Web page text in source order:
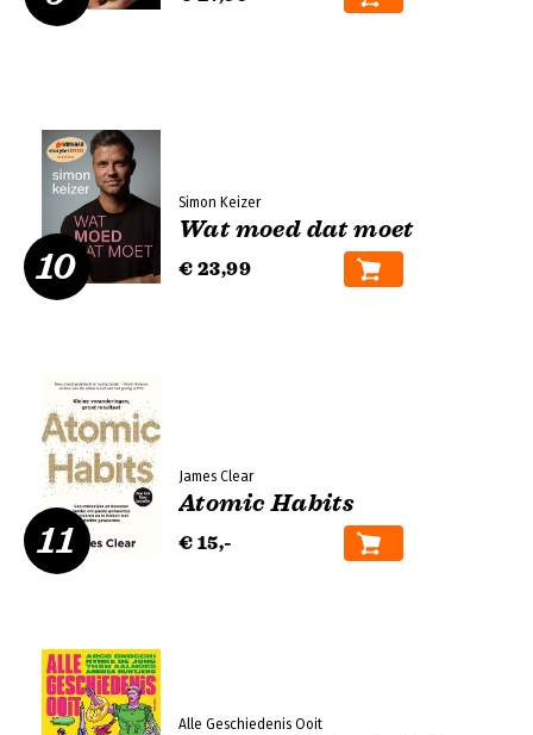
10
Simon Keizer
Wat moed dat moet
€ 23,99
11
James Clear
Atomic Habits
€ 15,-
Alle Geschiedenis Ooit